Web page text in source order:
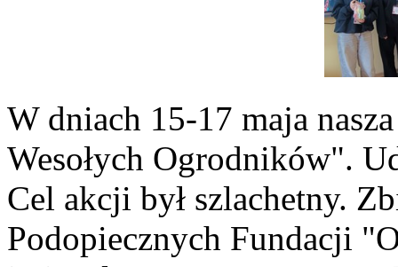
W dniach 15-17 maja
Wesołych Ogrodników".
Cel akcji był szlachetny.
Podopiecznych Fundacji